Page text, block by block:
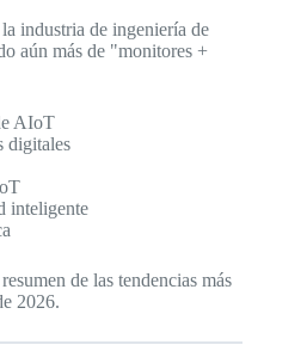
industria de ingeniería de
aún más de "monitores +
AIoT
digitales
inteligente
de las tendencias más
2026.